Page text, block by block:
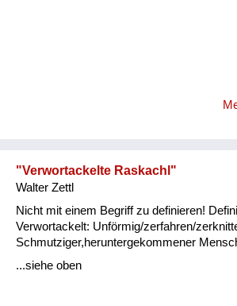
"Verwortackelte Raskachl"
Walter Zettl
Nicht mit einem Begriff zu definieren!
Verwortackelt: Unförmig/zerfahren/
Schmutziger,heruntergekommener
...siehe oben